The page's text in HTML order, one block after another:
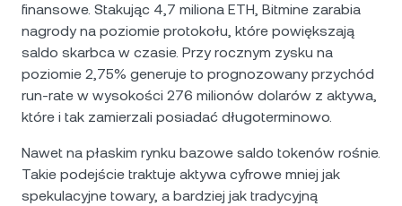
finansowe. Stakując 4,7 miliona ETH, Bitmine zarabia
nagrody na poziomie protokołu, które powiększają
saldo skarbca w czasie. Przy rocznym zysku na
poziomie 2,75% generuje to prognozowany przychód
run-rate w wysokości 276 milionów dolarów z aktywa,
które i tak zamierzali posiadać długoterminowo.
Nawet na płaskim rynku bazowe saldo tokenów rośnie.
Takie podejście traktuje aktywa cyfrowe mniej jak
spekulacyjne towary, a bardziej jak tradycyjną